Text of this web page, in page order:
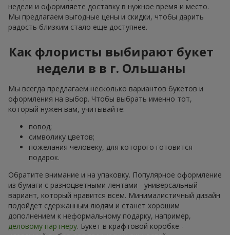
недели и оформляете доставку в нужное время и место.
Мы предлагаем выгодные цены и скидки, чтобы дарить
радость близким стало еще доступнее.
Как флористы выбирают букет
недели в в г. Ольшаны
Мы всегда предлагаем несколько вариантов букетов и
оформления на выбор. Чтобы выбрать именно тот,
который нужен вам, учитывайте:
повод;
символику цветов;
пожелания человеку, для которого готовится
подарок.
Обратите внимание и на упаковку. Популярное оформление
из бумаги с разноцветными лентами - универсальный
вариант, который нравится всем. Минималистичный дизайн
подойдет сдержанным людям и станет хорошим
дополнением к неформальному подарку, например,
деловому партнеру. Букет в крафтовой коробке -